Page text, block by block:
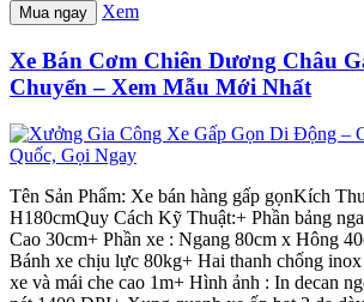
Mua ngay Xem
Xe Bán Cơm Chiên Dương Châu
Chuyển – Xem Mẫu Mới Nhất
Tên Sản Phẩm: Xe bán hàng gấp gọnKích
H180cmQuy Cách Kỹ Thuật:+ Phần bảng
Cao 30cm+ Phần xe : Ngang 80cm x Hông
Bánh xe chịu lực 80kg+ Hai thanh chống
xe và mái che cao 1m+ Hình ảnh : In decan